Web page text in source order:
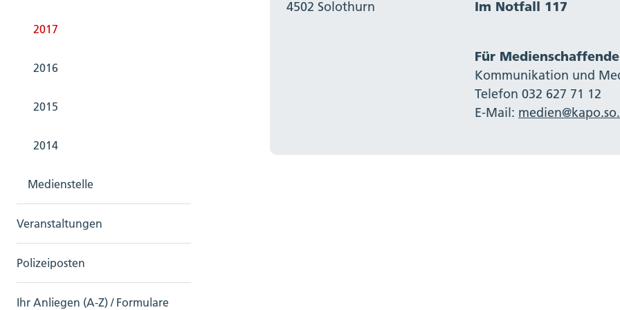
2017
2016
2015
2014
Medienstelle
Veranstaltungen
Polizeiposten
Ihr Anliegen (A-Z) / Formulare
4502 Solothurn
Im Notfall 117
Für Medienschaffende
Kommunikation und
Telefon 032 627 71 12
E-Mail: